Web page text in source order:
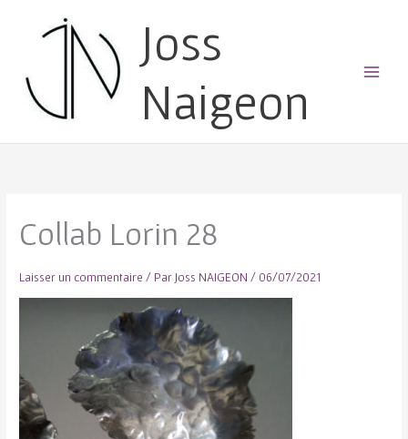
Joss
Naigeon
Collab Lorin 28
Laisser un commentaire / Par Joss NAIGEON / 06/07/2021